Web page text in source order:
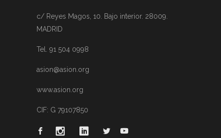
c/ Reyes Magos, 10. Bajo interior. 28009.
MADRID
Tel. 91 504 0998
asion@asion.org
www.asion.org
CIF: G 79107850